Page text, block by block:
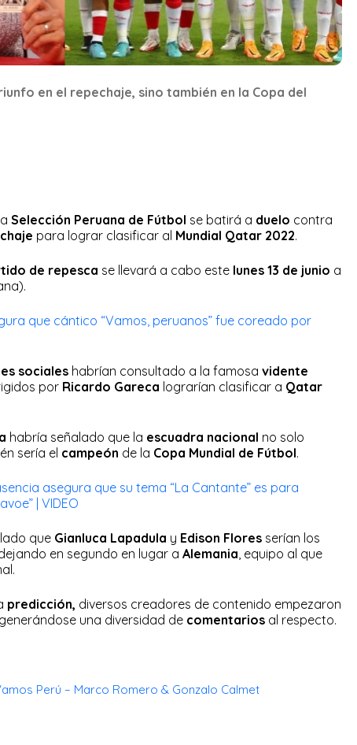
en el repechaje, sino también en la Copa del
Selección Peruana de Fútbol se batirá a duelo contra
para lograr clasificar al Mundial Qatar 2022.
de repesca se llevará a cabo este lunes 13 de junio a
que cántico “Vamos, peruanos” fue coreado por
sociales habrían consultado a la famosa vidente
por Ricardo Gareca lograrían clasificar a Qatar
habría señalado que la escuadra nacional no solo
sería el campeón de la Copa Mundial de Fútbol.
asegura que su tema “La Cantante” es para
| VIDEO
que Gianluca Lapadula y Edison Flores serían los
en segundo en lugar a Alemania , equipo al que
predicción, diversos creadores de contenido empezaron
generándose una diversidad de comentarios al respecto.
Perú – Marco Romero & Gonzalo Calmet